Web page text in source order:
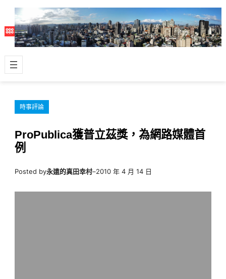
主
容
時事評論
ProPublica獲普立茲獎，為網路媒體首
例
Posted by永遠的真田幸村–2010 年 4 月 14 日